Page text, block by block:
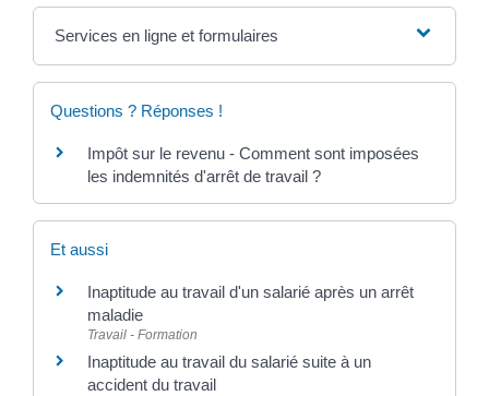
Services en ligne et formulaires
Questions ? Réponses !
Impôt sur le revenu - Comment sont imposées
les indemnités d'arrêt de travail ?
Et aussi
Inaptitude au travail d'un salarié après un arrêt
maladie
Travail - Formation
Inaptitude au travail du salarié suite à un
accident du travail